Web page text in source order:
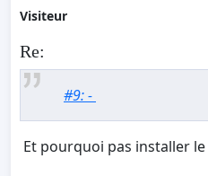
Visiteur
Re:
#9: -
Et pourquoi pas installer